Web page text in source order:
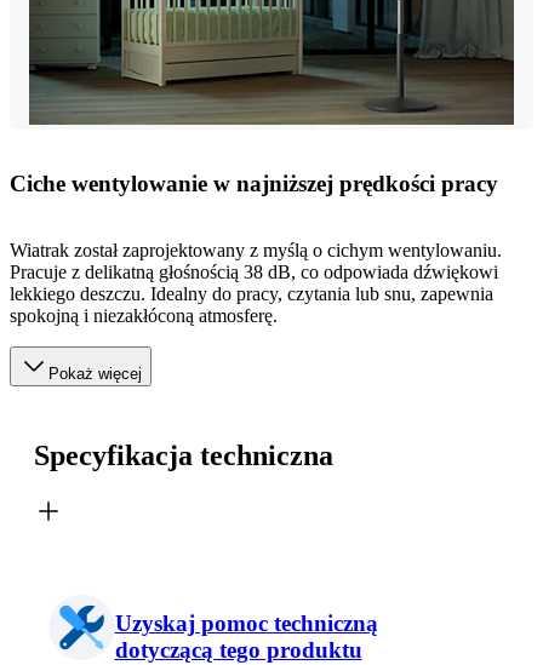
Ciche wentylowanie w najniższej prędkości pracy
Wiatrak został zaprojektowany z myślą o cichym wentylowaniu.
Pracuje z delikatną głośnością 38 dB, co odpowiada dźwiękowi
lekkiego deszczu. Idealny do pracy, czytania lub snu, zapewnia
spokojną i niezakłóconą atmosferę.
Pokaż więcej
Specyfikacja techniczna
Uzyskaj pomoc techniczną
dotyczącą tego produktu